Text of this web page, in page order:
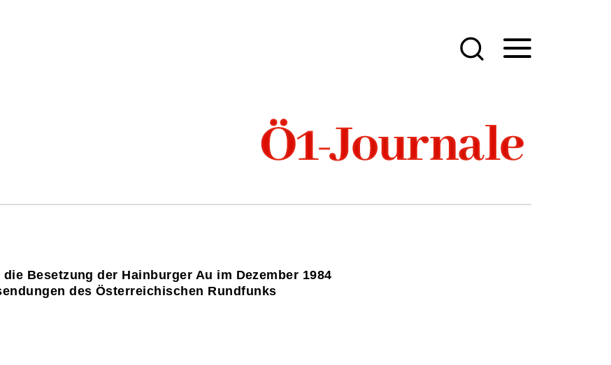
Besetzung der Hainburger Au im Dezember 1984
des Österreichischen Rundfunks